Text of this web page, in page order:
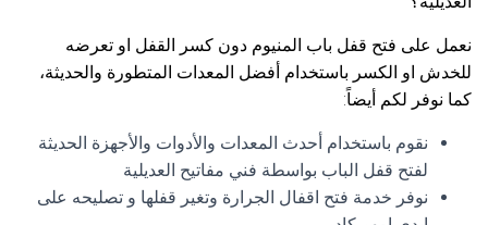
نعمل على فتح قفل باب المنيوم دون كسر القفل او تعرضه
للخدش او الكسر باستخدام أفضل المعدات المتطورة والحديثة،
كما نوفر لكم أيضاً:
نقوم باستخدام أحدث المعدات والأدوات والأجهزة الحديثة
لفتح قفل الباب بواسطة فني مفاتيح العديلية
نوفر خدمة فتح اقفال الجرارة وتغير قفلها و تصليحه على